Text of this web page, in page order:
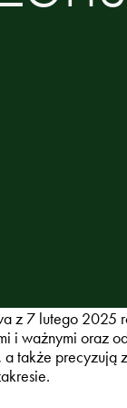
z 7 lutego 2025
i ważnymi oraz
także precyzują